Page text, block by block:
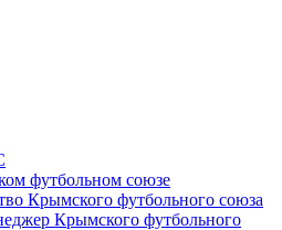
футбольном союзе
Крымского футбольного союза
Крымского футбольного